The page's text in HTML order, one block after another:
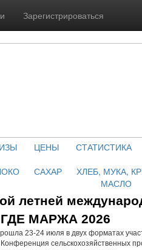
Зарегистрироваться
ЦЕНЫ
СТАТИСТИКА
САХАР
ХЛЕБ, МУКА,
МАСЛО
летней
МАРЖА 2026
23-24 июля в двух форматах
сельскохозяйственных